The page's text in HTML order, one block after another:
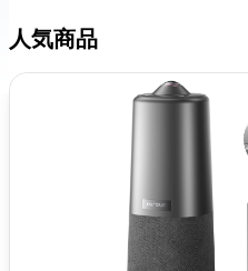
人気商品